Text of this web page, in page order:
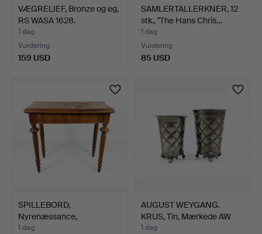
VÆGRELIEF, Bronze og eg,
RS WASA 1628.
1 dag
Vurdering
159 USD
SAMLERTALLERKNER, 12
stk., "The Hans Chris…
1 dag
Vurdering
85 USD
SPILLEBORD,
Nyrenæssance,
Valnøddefiner, S…
1 dag
AUGUST WEYGANG.
KRUS, Tin, Mærkede AW
1726.
1 dag